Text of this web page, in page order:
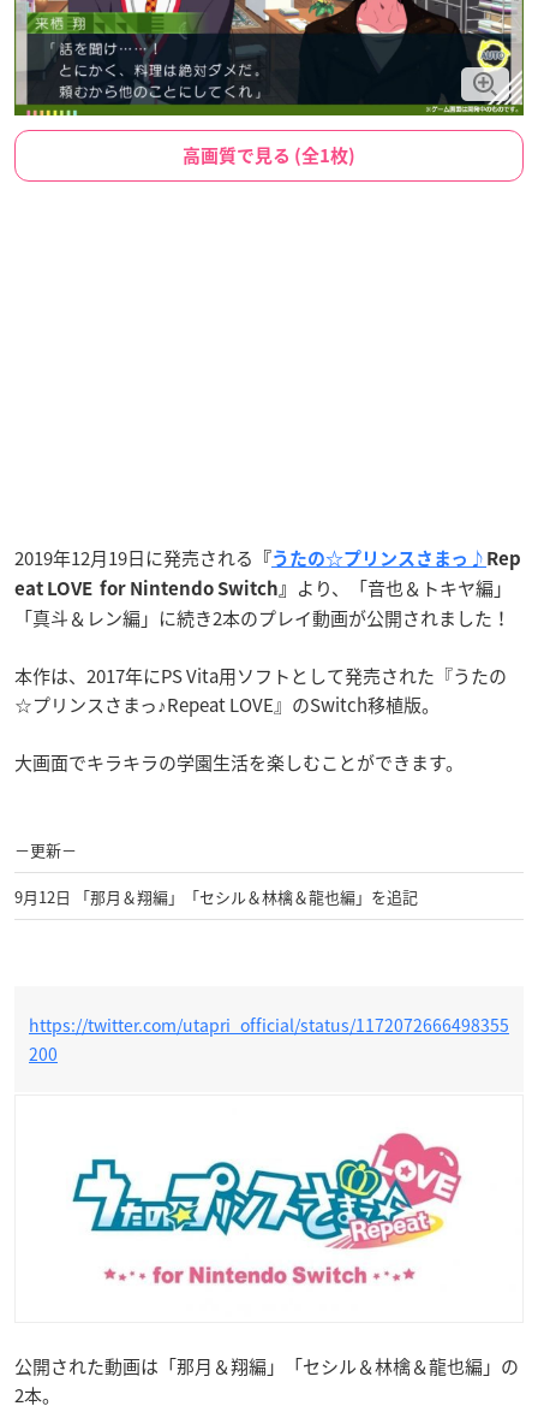
高画質で見る (全1枚)
2019年12月19日に発売される 『うたの☆プリンスさまっ♪ Rep
eat LOVE for Nintendo Switch』
より、「音也＆トキヤ編」
「真斗＆レン編」に続き2本のプレイ動画が公開されました！
本作は、2017年にPS Vita用ソフトとして発売された『うたの
☆プリンスさまっ♪Repeat LOVE』のSwitch移植版。
大画面でキラキラの学園生活を楽しむことができます。
−更新−
9月12日 「那月＆翔編」「セシル＆林檎＆龍也編」を追記
https://twitter.com/utapri_official/status/1172072666498355
200
公開された動画は「那月＆翔編」「セシル＆林檎＆龍也編」の
2本。